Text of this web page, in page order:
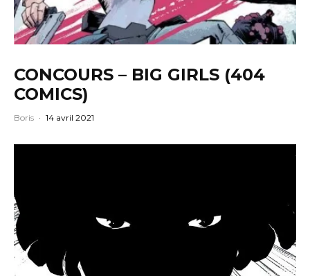
CONCOURS – BIG GIRLS (404
COMICS)
Boris · 14 avril 2021